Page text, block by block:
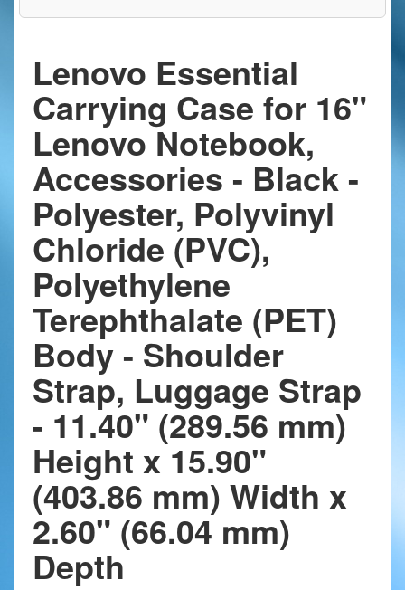
Lenovo Essential
Carrying Case for 16"
Lenovo Notebook,
Accessories - Black -
Polyester, Polyvinyl
Chloride (PVC),
Polyethylene
Terephthalate (PET)
Body - Shoulder
Strap, Luggage Strap
- 11.40" (289.56 mm)
Height x 15.90"
(403.86 mm) Width x
2.60" (66.04 mm)
Depth